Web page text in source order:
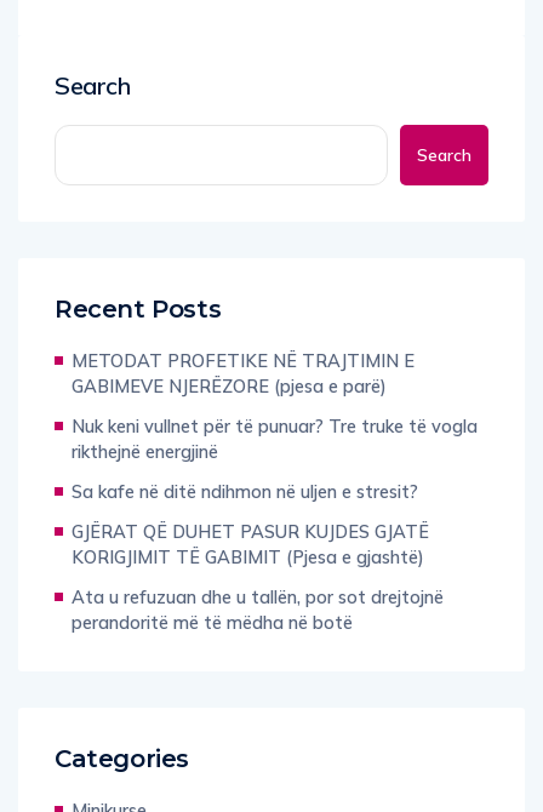
Search
Search
Recent Posts
METODAT PROFETIKE NË TRAJTIMIN E
GABIMEVE NJERËZORE (pjesa e parë)
Nuk keni vullnet për të punuar? Tre truke të vogla
rikthejnë energjinë
Sa kafe në ditë ndihmon në uljen e stresit?
GJËRAT QË DUHET PASUR KUJDES GJATË
KORIGJIMIT TË GABIMIT (Pjesa e gjashtë)
Ata u refuzuan dhe u tallën, por sot drejtojnë
perandoritë më të mëdha në botë
Categories